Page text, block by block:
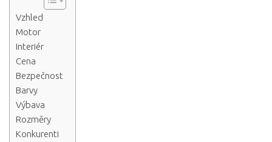
Vzhled
Motor
Interiér
Cena
Bezpečnost
Barvy
Výbava
Rozměry
Konkurenti